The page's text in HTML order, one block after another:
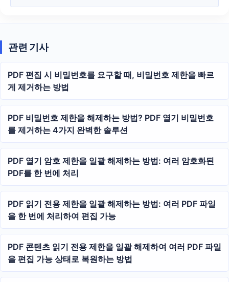
관련 기사
PDF 편집 시 비밀번호를 요구할 때, 비밀번호 제한을 빠르
게 제거하는 방법
PDF 비밀번호 제한을 해제하는 방법? PDF 열기 비밀번호
를 제거하는 4가지 완벽한 솔루션
PDF 열기 암호 제한을 일괄 해제하는 방법: 여러 암호화된
PDF를 한 번에 처리
PDF 읽기 전용 제한을 일괄 해제하는 방법: 여러 PDF 파일
을 한 번에 처리하여 편집 가능
PDF 콘텐츠 읽기 전용 제한을 일괄 해제하여 여러 PDF 파일
을 편집 가능 상태로 복원하는 방법